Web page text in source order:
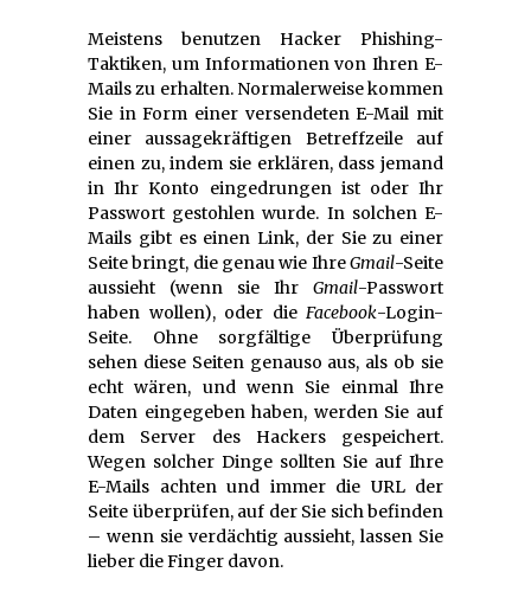
Meistens benutzen Hacker Phishing-
Taktiken, um Informationen von Ihren E-
Mails zu erhalten. Normalerweise kommen
Sie in Form einer versendeten E-Mail mit
einer aussagekräftigen Betreffzeile auf
einen zu, indem sie erklären, dass jemand
in Ihr Konto eingedrungen ist oder Ihr
Passwort gestohlen wurde. In solchen E-
Mails gibt es einen Link, der Sie zu einer
Seite bringt, die genau wie IhreGmail-Seite
aussieht (wenn sie Ihr Gmail-Passwort
haben wollen), oder die Facebook-Login-
Seite. Ohne sorgfältige Überprüfung
sehen diese Seiten genauso aus, als ob sie
echt wären, und wenn Sie einmal Ihre
Daten eingegeben haben, werden Sie auf
dem Server des Hackers gespeichert.
Wegen solcher Dinge sollten Sie auf Ihre
E-Mails achten und immer die URL der
Seite überprüfen, auf der Sie sich befinden
– wenn sie verdächtig aussieht, lassen Sie
lieber die Finger davon.